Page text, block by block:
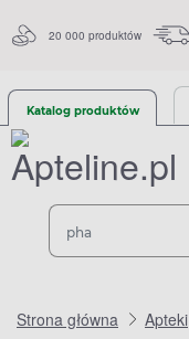
20 000 produktów
Katalog produktów
Strona główna Apteki